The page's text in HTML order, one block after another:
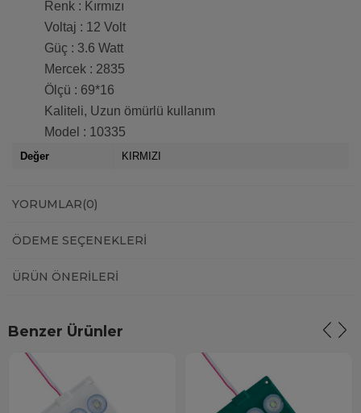
Renk : Kırmızı
Voltaj : 12 Volt
Güç : 3.6 Watt
Mercek : 2835
Ölçü : 69*16
Kaliteli, Uzun ömürlü kullanım
Model : 10335
Değer KIRMIZI
YORUMLAR(0)
ÖDEME SEÇENEKLERI
ÜRÜN ÖNERILERI
Benzer Ürünler